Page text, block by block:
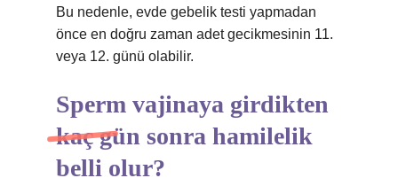
Bu nedenle, evde gebelik testi yapmadan
önce en doğru zaman adet gecikmesinin 11.
veya 12. günü olabilir.
Sperm vajinaya girdikten
kaç gün sonra hamilelik
belli olur?